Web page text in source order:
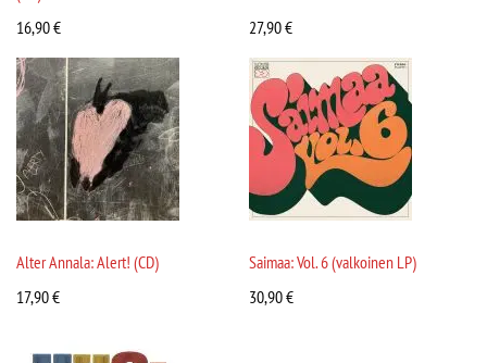
16,90€ 27,90€
Alter Annala: Alert! (CD)
17,90€
Saimaa: Vol. 6 (valkoinen LP)
30,90€